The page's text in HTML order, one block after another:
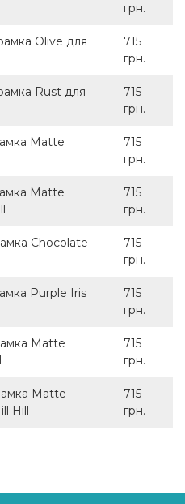
грн.
Olive для
715
грн.
Rust для
715
грн.
Matte
715
грн.
Matte
715
грн.
Chocolate
715
грн.
Purple Iris
715
грн.
Matte
715
грн.
Matte
Hill
715
грн.